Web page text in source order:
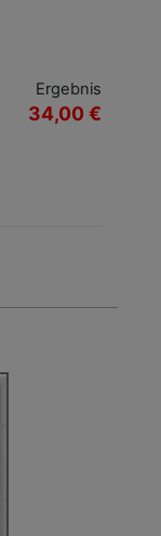
Ergebnis
34,00 €